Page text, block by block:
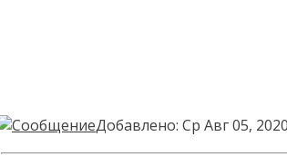
Добавлено: Ср Авг 05,